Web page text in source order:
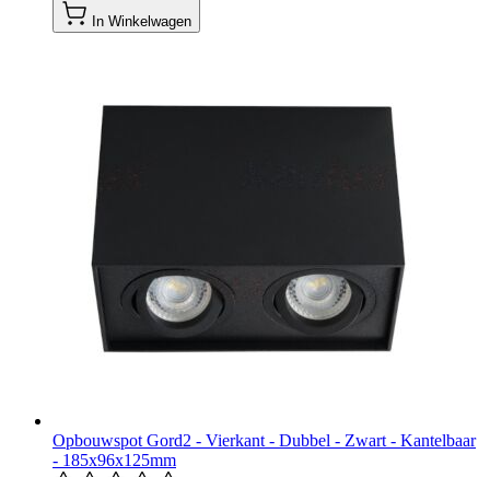
In Winkelwagen
Opbouwspot Gord2 - Vierkant - Dubbel - Zwart - Kantelbaar
- 185x96x125mm